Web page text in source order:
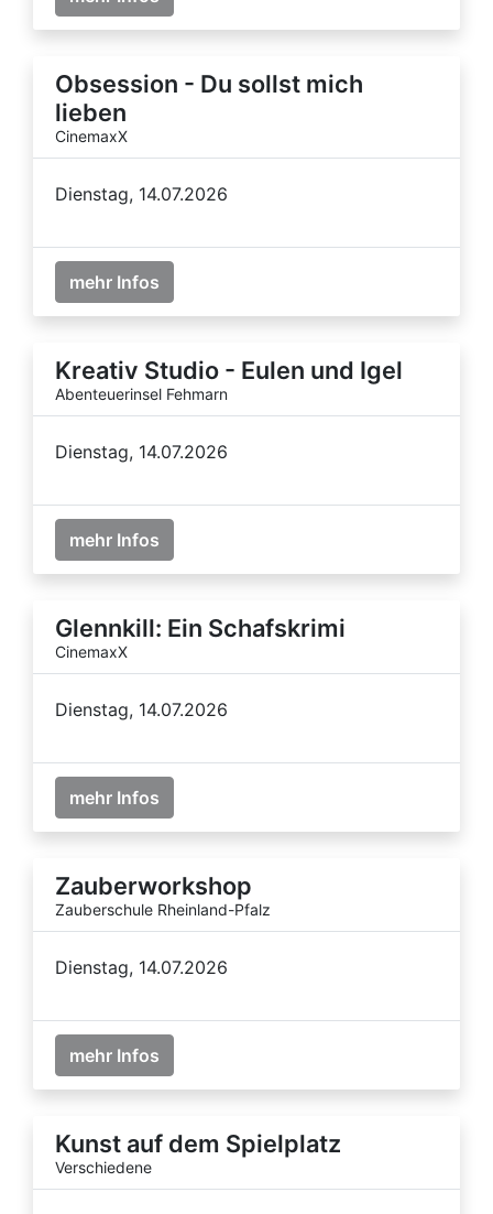
Obsession - Du sollst mich
lieben
CinemaxX
Dienstag, 14.07.2026
mehr Infos
Kreativ Studio - Eulen und Igel
Abenteuerinsel Fehmarn
Dienstag, 14.07.2026
mehr Infos
Glennkill: Ein Schafskrimi
CinemaxX
Dienstag, 14.07.2026
mehr Infos
Zauberworkshop
Zauberschule Rheinland-Pfalz
Dienstag, 14.07.2026
mehr Infos
Kunst auf dem Spielplatz
Verschiedene